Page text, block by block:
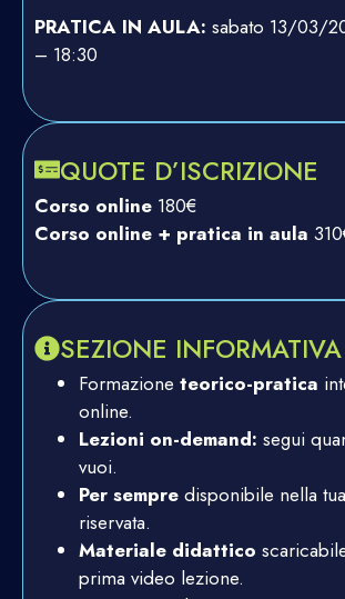
PRATICA IN AULA: sabato 13/03/
– 18:30
QUOTE D’ISCRIZIONE
Corso online 180€
Corso online + pratica in aula
SEZIONE INFORMATIVA
Formazione teorico-pratica
online.
Lezioni on-demand: segui
vuoi.
Per sempre disponibile nella
riservata.
Materiale didattico
prima video lezione.